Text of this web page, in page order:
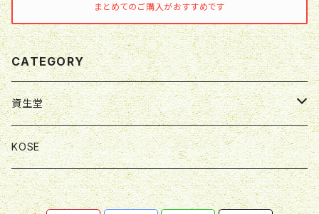
まとめてのご購入がおすすめです
CATEGORY
資生堂
スキンケア
メイクアップ
KOSE